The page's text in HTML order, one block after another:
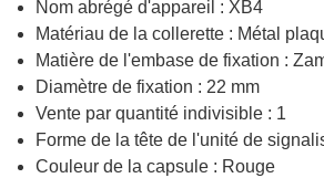
Nom abrégé d'appareil : XB4
Matériau de la collerette : Métal
Matière de l'embase de fixation :
Diamètre de fixation : 22 mm
Vente par quantité indivisible : 1
Forme de la tête de l'unité de
Couleur de la capsule : Rouge